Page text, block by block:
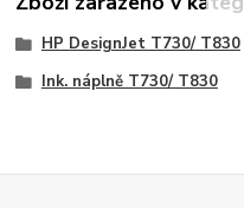
HP DesignJet T730/ T830
Ink. náplně T730/ T830